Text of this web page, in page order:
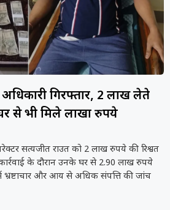
गिरफ्तार, 2 लाख लेते
से भी मिले लाखों रुपये
सत्यजीत राउत को 2 लाख रुपये की रिश्वत
के दौरान उनके घर से 2.90 लाख रुपये
और आय से अधिक संपत्ति की जांच